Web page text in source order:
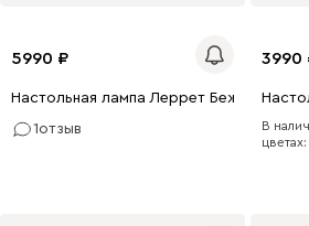
5990
Настольная лампа Леррет Бежевый
1отзыв
3990
В